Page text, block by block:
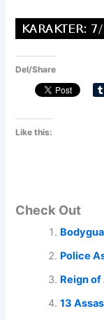
Del/Share
Like this:
Check Out
Police
Reign
13